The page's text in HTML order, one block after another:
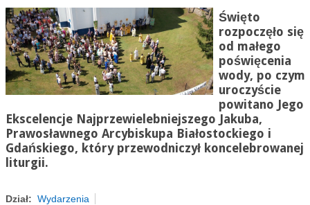
Święto
rozpoczęło się
od małego
poświęcenia
wody, po czym
uroczyście
powitano Jego
Ekscelencje Najprzewielebniejszego Jakuba,
Prawosławnego Arcybiskupa Białostockiego i
Gdańskiego, który przewodniczył koncelebrowanej
liturgii.
Dział: Wydarzenia